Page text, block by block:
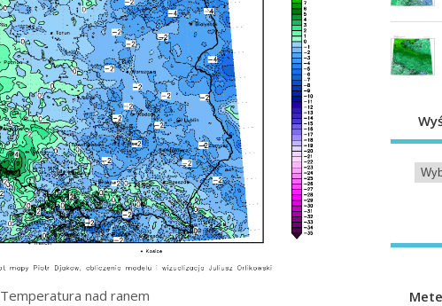
Temperatura nad ranem